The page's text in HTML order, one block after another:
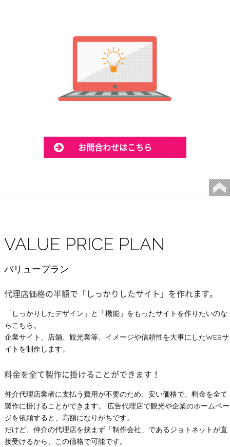
お問合わせはこちら
VALUE PRICE PLAN
バリュープラン
代理店価格の半額で「しっかりしたサイト」を作れます。
「しっかりしたデザイン」と「機能」をもったサイトを作りたいのな
らこちら。
企業サイト、店舗、観光業等、イメージや信頼性を大事にしたWEBサ
イトを制作します。
料金を全て製作に掛けることができます！
仲介代理店業者に支払う費用が不要のため、安い価格で、料金を全て
製作に掛けることができます。 広告代理店で観光や企業のホームペー
ジを依頼すると、高額になりがちです。
だけど、仲介の代理店を挟まず「制作会社」であるジョトネットが直
接受けるから、この価格で可能です。